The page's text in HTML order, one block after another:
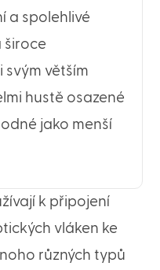
a spolehlivé
široce
svým větším
hustě osazené
jako menší
k připojení
vláken ke
různých typů